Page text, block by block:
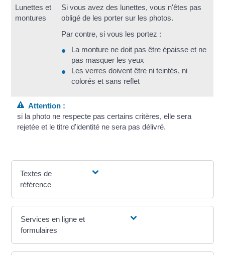
Lunettes et
montures
Si vous avez des lunettes, vous n'êtes pas
obligé de les porter sur les photos.
Par contre, si vous les portez :
La monture ne doit pas être épaisse et ne
pas masquer les yeux
Les verres doivent être ni teintés, ni
colorés et sans reflet
Attention :
si la photo ne respecte pas certains critères, elle sera
rejetée et le titre d'identité ne sera pas délivré.
Textes de
référence
Services en ligne et
formulaires